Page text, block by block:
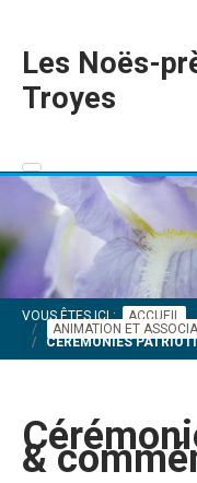
Les Noës-
Troyes
VOUS ÊTES ICI : ACCUEIL
ANIMATION ET
CÉRÉMONIES
&